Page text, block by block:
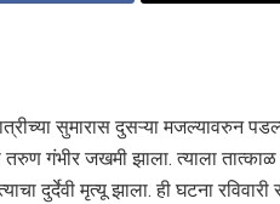
सुमारास दुसऱ्या मजल्यावरुन
गंभीर जखमी झाला. त्याला
दुर्देवी मृत्यू झाला. ही घटना